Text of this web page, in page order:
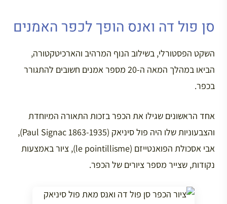
סן פול דה ואנס הופך לכפר האמנים
השקט הפסטורלי, בשילוב הנוף המרהיב והארכיטקטורה,
הביאו במהלך המאה ה-20 מספר אמנים חשובים להתגורר
בכפר.
אחד הראשונים שגילו את הכפר בזכות התאורה המיוחדת
והצבעוניות שלו היה פול סיניאק (Paul Signac 1863-1935),
אבי אסכולת הפואנטייזם (le pointillisme), ציור באמצעות
נקודות, שצייר מספר ציורים של הכפר.